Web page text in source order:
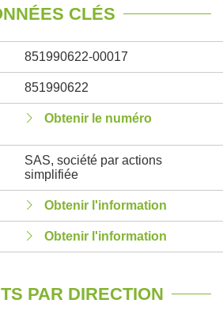
CLÉS
851990622-00017
851990622
Obtenir le numéro
SAS, société par actions
simplifiée
Obtenir l'information
Obtenir l'information
PAR DIRECTION